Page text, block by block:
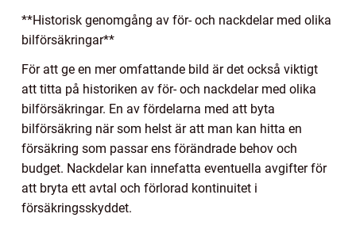
**Historisk genomgång av för- och nackdelar med olika
bilförsäkringar**
För att ge en mer omfattande bild är det också viktigt
att titta på historiken av för- och nackdelar med olika
bilförsäkringar. En av fördelarna med att byta
bilförsäkring när som helst är att man kan hitta en
försäkring som passar ens förändrade behov och
budget. Nackdelar kan innefatta eventuella avgifter för
att bryta ett avtal och förlorad kontinuitet i
försäkringsskyddet.